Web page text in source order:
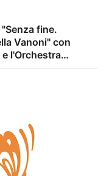
fine.
Vanoni" con
l'Orchestra